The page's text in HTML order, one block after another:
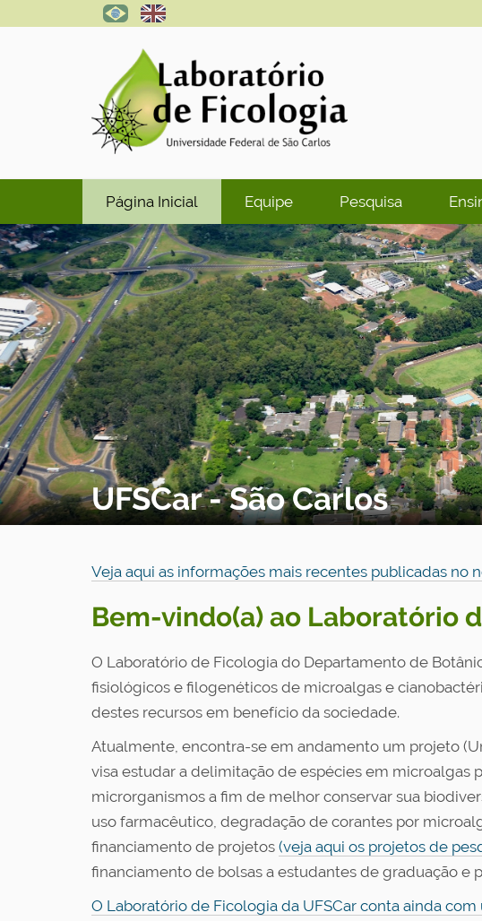
v
e
g
a
ç
ã
o
Página Inicial Equipe Pesquisa
UFSCar - São Carlos
Veja aqui as informações mais recentes publicadas no
Bem-vindo(a) ao Laboratório
O Laboratório de Ficologia do Departamento de
fisiológicos e filogenéticos de microalgas e
destes recursos em benefício da sociedade.
Atualmente, encontra-se em andamento um projeto
visa estudar a delimitação de espécies em microalgas
microrganismos a fim de melhor conservar sua
uso farmacêutico, degradação de corantes por
financiamento de projetos (veja aqui os projetos de
financiamento de bolsas a estudantes de graduação e
O Laboratório de Ficologia da UFSCar conta ainda